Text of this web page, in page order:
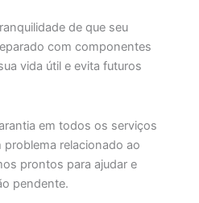
de que seu
com componentes
vida útil e evita futuros
em todos os serviços
problema relacionado ao
prontos para ajudar e
pendente.